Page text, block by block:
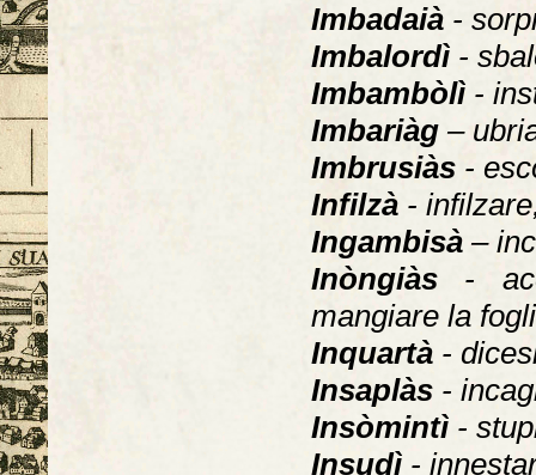
Imbadaià -
Imbalordì -
Imbambòlì -
Imbariàg –
Imbrusiàs -
Infilzà -
Ingambisà –
Inòngiàs -
mangiare la
Inquartà -
Insaplàs -
Insòmintì -
Insudì -